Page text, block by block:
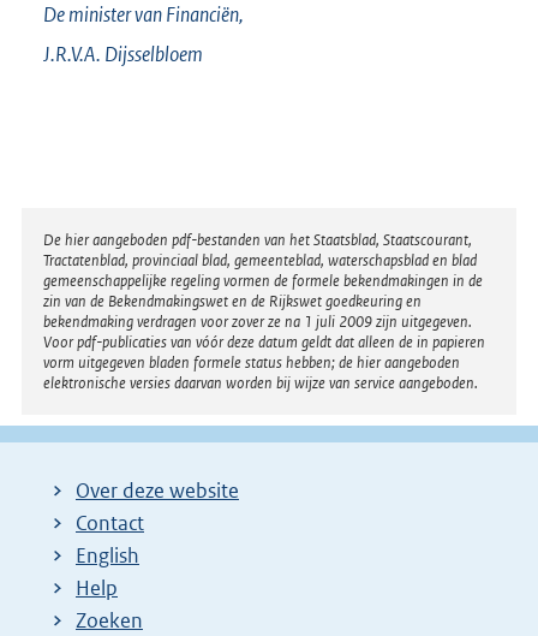
De minister van Financiën,
J.R.V.A. Dijsselbloem
Disclaimer
De hier aangeboden pdf-bestanden van het Staatsblad, Staatscourant,
Tractatenblad, provinciaal blad, gemeenteblad, waterschapsblad en blad
gemeenschappelijke regeling vormen de formele bekendmakingen in de
zin van de Bekendmakingswet en de Rijkswet goedkeuring en
bekendmaking verdragen voor zover ze na 1 juli 2009 zijn uitgegeven.
Voor pdf-publicaties van vóór deze datum geldt dat alleen de in papieren
vorm uitgegeven bladen formele status hebben; de hier aangeboden
elektronische versies daarvan worden bij wijze van service aangeboden.
Over deze website
Contact
English
Help
Zoeken